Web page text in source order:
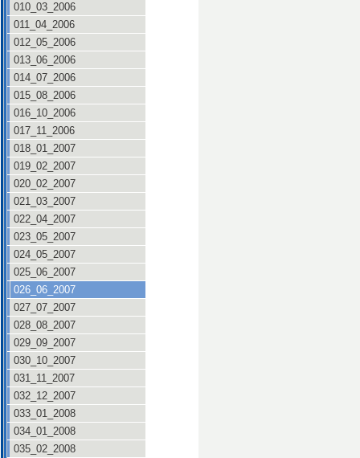
010_03_2006
011_04_2006
012_05_2006
013_06_2006
014_07_2006
015_08_2006
016_10_2006
017_11_2006
018_01_2007
019_02_2007
020_02_2007
021_03_2007
022_04_2007
023_05_2007
024_05_2007
025_06_2007
026_06_2007
027_07_2007
028_08_2007
029_09_2007
030_10_2007
031_11_2007
032_12_2007
033_01_2008
034_01_2008
035_02_2008